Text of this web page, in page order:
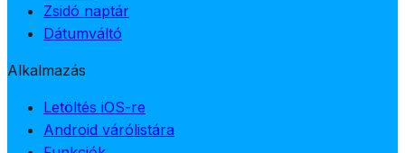
Zsidó naptár
Dátumváltó
Alkalmazás
Letöltés iOS-re
Android várólistára